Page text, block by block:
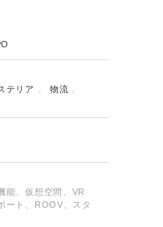
テリア 物流
能、仮想空間、VR
ート、ROOV、スタ